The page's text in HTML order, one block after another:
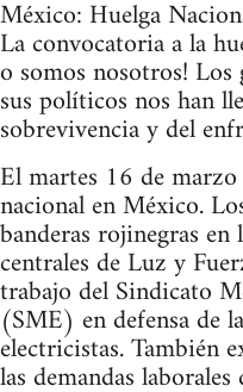
México: Huelga
La convocatoria a la
o somos nosotros!
sus políticos nos han
sobrevivencia y del
El martes 16 de
nacional en México.
banderas rojinegras en
centrales de Luz y
trabajo del Sindicato
(SME) en defensa de
electricistas. También
las demandas